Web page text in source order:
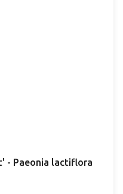
- Paeonia lactiflora